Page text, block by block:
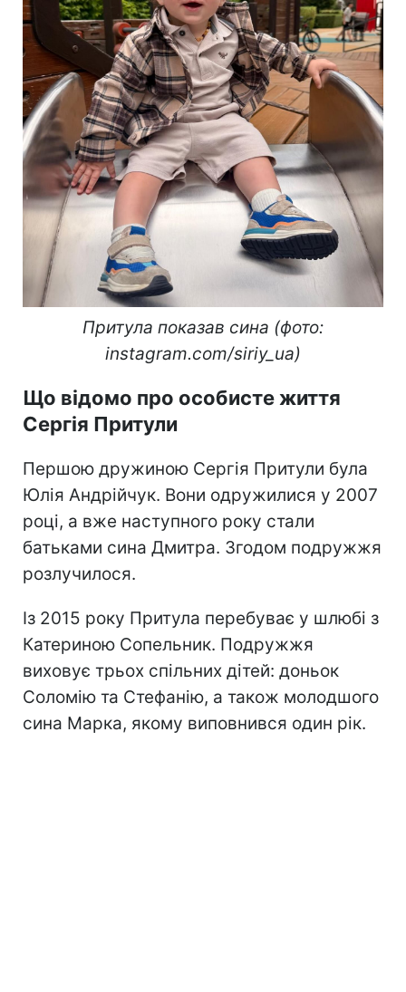
Притула показав сина (фото:
instagram.com/siriy_ua)
Що відомо про особисте життя
Сергія Притули
Першою дружиною Сергія Притули була
Юлія Андрійчук. Вони одружилися у 2007
році, а вже наступного року стали
батьками сина Дмитра. Згодом подружжя
розлучилося.
Із 2015 року Притула перебуває у шлюбі з
Катериною Сопельник. Подружжя
виховує трьох спільних дітей: доньок
Соломію та Стефанію, а також молодшого
сина Марка, якому виповнився один рік.